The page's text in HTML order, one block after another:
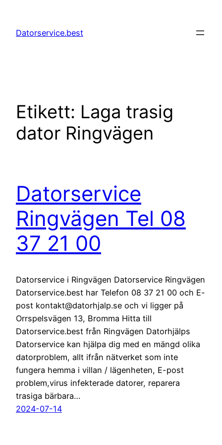
innehåll
Datorservice.best
Etikett: Laga trasig
dator Ringvägen
Datorservice
Ringvägen Tel 08
37 21 00
Datorservice i Ringvägen Datorservice Ringvägen
Datorservice.best har Telefon 08 37 21 00 och E-
post kontakt@datorhjalp.se och vi ligger på
Orrspelsvägen 13, Bromma Hitta till
Datorservice.best från Ringvägen Datorhjälps
Datorservice kan hjälpa dig med en mängd olika
datorproblem, allt ifrån nätverket som inte
fungera hemma i villan / lägenheten, E-post
problem,virus infekterade datorer, reparera
trasiga bärbara…
2024-07-14